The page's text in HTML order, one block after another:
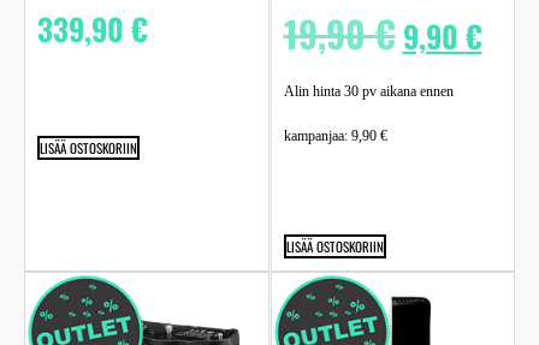
339,90€
LISÄÄ OSTOSKORIIN
19,90€ 9,90€
Alin hinta 30 pv aikana ennen
kampanjaa: 9,90 €
LISÄÄ OSTOSKORIIN